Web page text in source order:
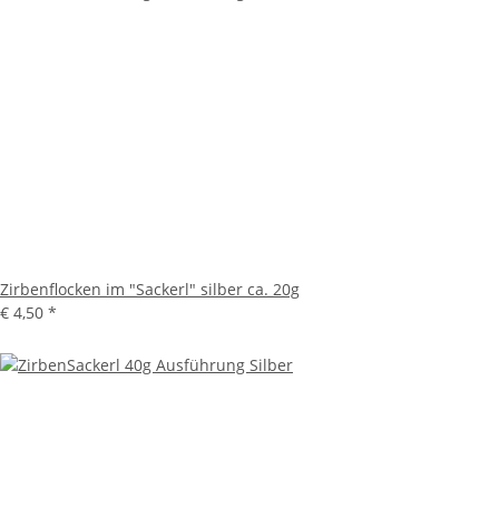
Zirbenflocken im "Sackerl" silber ca. 20g
€ 4,50 *